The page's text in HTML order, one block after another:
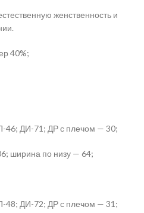
женственность и
40%;
ДИ-71; ДР с плечом — 30;
ширина по низу — 64;
ДИ-72; ДР с плечом — 31;